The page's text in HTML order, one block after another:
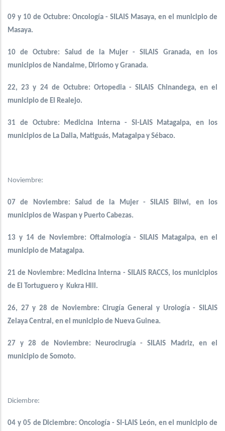
09 y 10 de Octubre: Oncología - SILAIS Masaya, en el municipio de
Masaya.
10 de Octubre: Salud de la Mujer - SILAIS Granada, en los
municipios de Nandaime, Diriomo y Granada.
22, 23 y 24 de Octubre: Ortopedia - SILAIS Chinandega, en el
municipio de El Realejo.
31 de Octubre: Medicina Interna - SI-LAIS Matagalpa, en los
municipios de La Dalia, Matiguás, Matagalpa y Sébaco.
Noviembre:
07 de Noviembre: Salud de la Mujer - SILAIS Bilwi, en los
municipios de Waspan y Puerto Cabezas.
13 y 14 de Noviembre: Oftalmología - SILAIS Matagalpa, en el
municipio de Matagalpa.
21 de Noviembre: Medicina Interna - SILAIS RACCS, los municipios
de El Tortuguero y Kukra Hill.
26, 27 y 28 de Noviembre: Cirugía General y Urología - SILAIS
Zelaya Central, en el municipio de Nueva Guinea.
27 y 28 de Noviembre: Neurocirugía - SILAIS Madriz, en el
municipio de Somoto.
Diciembre:
04 y 05 de Diciembre: Oncología - SI-LAIS León, en el municipio de